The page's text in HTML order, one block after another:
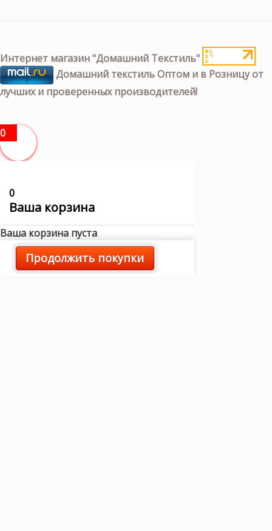
Интернет магазин "Домашний Текстиль"
Домашний текстиль Оптом и в Розницу от
лучших и проверенных производителей!
0
0
Ваша корзина
Ваша корзина пуста
Продолжить покупки